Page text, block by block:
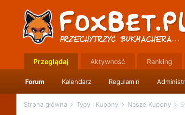
Przeglądaj
Forum Kalendarz Regulamin
Aktywność Ranking
Strona główna Typy i Kupony Nasze Kupony